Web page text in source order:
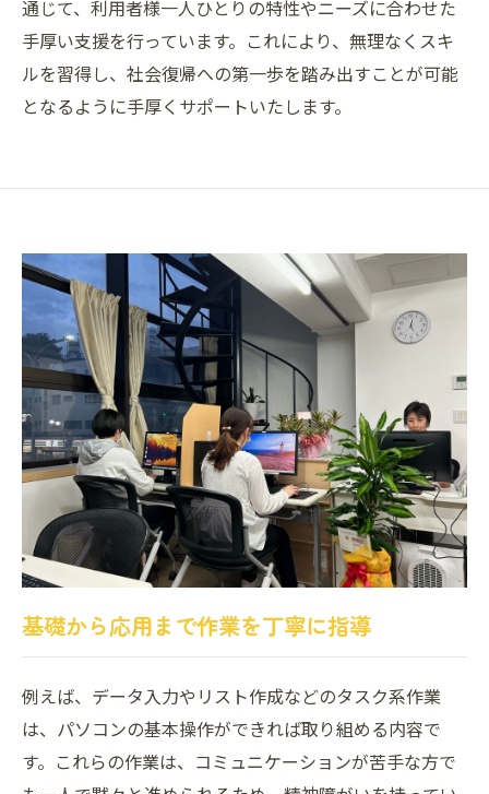
通じて、利用者様一人ひとりの特性やニーズに合わせた
手厚い支援を行っています。これにより、無理なくスキ
ルを習得し、社会復帰への第一歩を踏み出すことが可能
となるように手厚くサポートいたします。
基礎から応用まで作業を丁寧に指導
例えば、データ入力やリスト作成などのタスク系作業
は、パソコンの基本操作ができれば取り組める内容で
す。これらの作業は、コミュニケーションが苦手な方で